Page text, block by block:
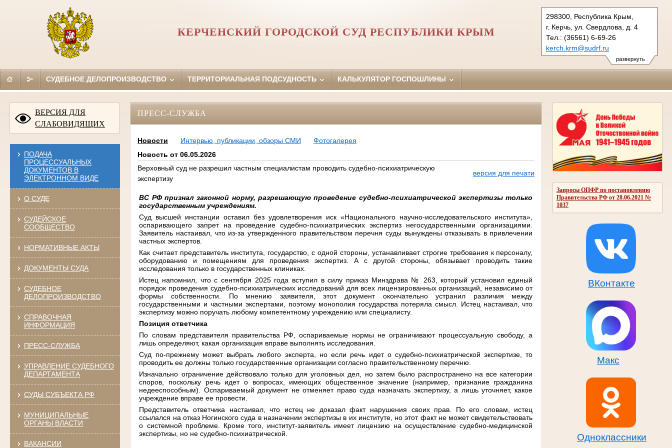
развернуть
298300, Республика Крым,
г. Керчь, ул. Свердлова, д. 4
Тел.: (36561) 6-69-26
kerch.krm@sudrf.ru
КЕРЧЕНСКИЙ ГОРОДСКОЙ СУД РЕСПУБЛИКИ КРЫМ
СУДЕБНОЕ ДЕЛОПРОИЗВОДСТВО ТЕРРИТОРИАЛЬНАЯ ПОДСУДНОСТЬ КАЛЬКУЛЯТОР ГОСПОШЛИНЫ
ВЕРСИЯ ДЛЯ
СЛАБОВИДЯЩИХ
ПОДАЧА
ПРОЦЕССУАЛЬНЫХ
ДОКУМЕНТОВ В
ЭЛЕКТРОННОМ ВИДЕ
О СУДЕ
СУДЕЙСКОЕ
СООБЩЕСТВО
НОРМАТИВНЫЕ АКТЫ
ДОКУМЕНТЫ СУДА
СУДЕБНОЕ
ДЕЛОПРОИЗВОДСТВО
СПРАВОЧНАЯ
ИНФОРМАЦИЯ
ПРЕСС-СЛУЖБА
УПРАВЛЕНИЕ СУДЕБНОГО
ДЕПАРТАМЕНТА
СУДЫ СУБЪЕКТА РФ
МУНИЦИПАЛЬНЫЕ
ОРГАНЫ ВЛАСТИ
ВАКАНСИИ
Запросы ОПФР по постановлению
Правительства РФ от 28.06.2021 №
1037
ВКонтакте
Макс
Одноклассники
ПРЕСС-СЛУЖБА
Новости Интервью, публикации, обзоры СМИ
Фотогалерея
Новость от 06.05.2026
Верховный суд не разрешил частным специалистам проводить судебно-психиатрическую
экспертизу
версия для печати
ВС РФ признал законной норму, разрешающую проведение судебно-психиатрической экспертизы только
государственным учреждениям.
Суд высшей инстанции оставил без удовлетворения иск «Национального научно-исследовательского института»,
оспаривающего запрет на проведение судебно-психиатрических экспертиз негосударственными организациями.
Заявитель настаивал, что из-за утвержденного правительством перечня суды вынуждены отказывать в привлечении
частных экспертов.
Как считает представитель института, государство, с одной стороны, устанавливает строгие требования к персоналу,
оборудованию и помещениям для проведения экспертиз. А с другой стороны, обязывает проводить такие
исследования только в государственных клиниках.
Истец напомнил, что с сентября 2025 года вступил в силу приказ Минздрава № 263, который установил единый
порядок проведения судебно-психиатрических исследований для всех лицензированных организаций, независимо от
формы собственности. По мнению заявителя, этот документ окончательно устранил различия между
государственными и частными экспертами, поэтому монополия государства потеряла смысл. Истец настаивал, что
экспертизу можно поручать любому компетентному учреждению или специалисту.
Позиция ответчика
По словам представителя правительства РФ, оспариваемые нормы не ограничивают процессуальную свободу, а
лишь определяют, какая организация вправе выполнять исследования.
Суд по‑прежнему может выбрать любого эксперта, но если речь идет о судебно-психиатрической экспертизе, то
проводить ее должны только государственные организации согласно правительственному перечню.
Изначально ограничение действовало только для уголовных дел, но затем было распространено на все категории
споров, поскольку речь идет о вопросах, имеющих общественное значение (например, признание гражданина
недееспособным). Оспариваемый документ не отменяет право суда назначать экспертизу, а лишь уточняет, какое
учреждение вправе ее провести.
Представитель ответчика настаивал, что истец не доказал факт нарушения своих прав. По его словам, истец
ссылался на отказ Ногинского суда в назначении экспертизы в их институте, но этот факт не может свидетельствовать
о системной проблеме. Кроме того, институт-заявитель имеет лицензию на осуществление судебно-медицинской
экспертизы, но не судебно-психиатрической.